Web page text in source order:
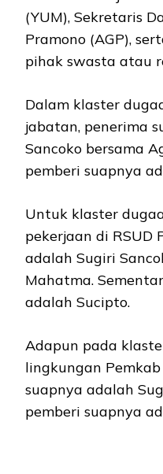
(YUM), Sekretaris
Pramono (AGP),
pihak swasta atau
Dalam klaster
jabatan, penerima
Sancoko bersama
pemberi suapnya
Untuk klaster
pekerjaan di RSUD
adalah Sugiri
Mahatma.
adalah Sucipto.
Adapun pada
lingkungan
suapnya adalah
pemberi suapnya